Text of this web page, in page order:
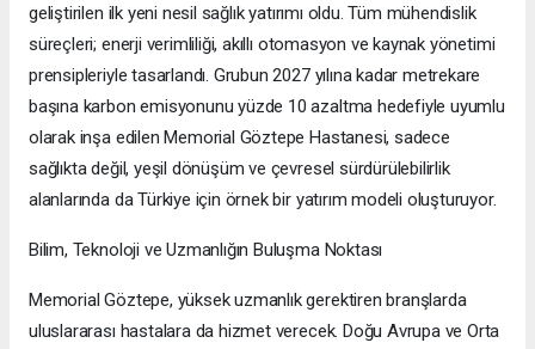
geliştirilen ilk yeni nesil sağlık yatırımı oldu. Tüm mühendislik
süreçleri; enerji verimliliği, akıllı otomasyon ve kaynak yönetimi
prensipleriyle tasarlandı. Grubun 2027 yılına kadar metrekare
başına karbon emisyonunu yüzde 10 azaltma hedefiyle uyumlu
olarak inşa edilen Memorial Göztepe Hastanesi, sadece
sağlıkta değil, yeşil dönüşüm ve çevresel sürdürülebilirlik
alanlarında da Türkiye için örnek bir yatırım modeli oluşturuyor.
Bilim, Teknoloji ve Uzmanlığın Buluşma Noktası
Memorial Göztepe, yüksek uzmanlık gerektiren branşlarda
uluslararası hastalara da hizmet verecek. Doğu Avrupa ve Orta